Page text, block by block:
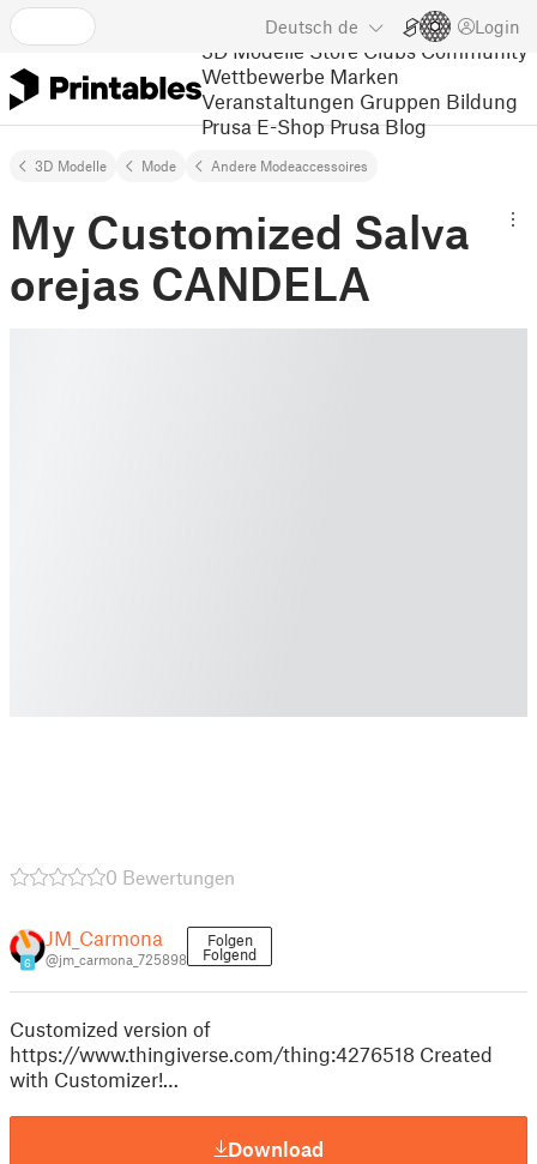
Deutsch de Login
3D Modelle Store Clubs Community
Wettbewerbe Marken
Veranstaltungen Gruppen Bildung
Prusa E-Shop Prusa Blog
3D Modelle Mode Andere Modeaccessoires
My Customized Salva
orejas CANDELA
0 Bewertungen
6
JM_Carmona
@jm_carmona_725898
Folgen
Folgend
Customized version of
https://www.thingiverse.com/thing:4276518 Created
with Customizer!…
Download